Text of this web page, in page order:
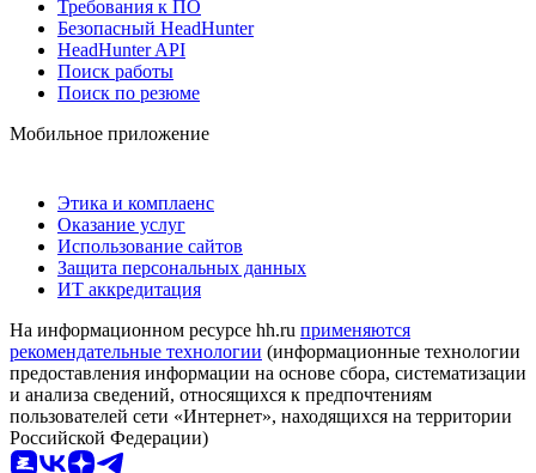
Требования к ПО
Безопасный HeadHunter
HeadHunter API
Поиск работы
Поиск по резюме
Мобильное приложение
Этика и комплаенс
Оказание услуг
Использование сайтов
Защита персональных данных
ИТ аккредитация
На информационном ресурсе hh.ru применяются
рекомендательные технологии (информационные технологии
предоставления информации на основе сбора, систематизации
и анализа сведений, относящихся к предпочтениям
пользователей сети «Интернет», находящихся на территории
Российской Федерации)